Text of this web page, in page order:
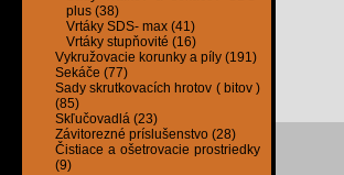
plus (38)
Vrtáky SDS- max (41)
Vrtáky stupňovité (16)
Vykružovacie korunky a píly (191)
Sekáče (77)
Sady skrutkovacích hrotov ( bitov )
(85)
Skľučovadlá (23)
Závitorezné príslušenstvo (28)
Čistiace a ošetrovacie prostriedky
(9)